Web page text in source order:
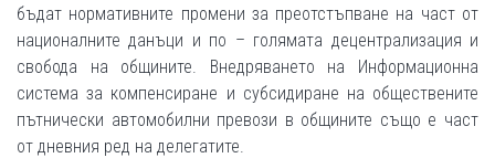
бъдат нормативните промени за преотстъпване на част от
националните данъци и по – голямата децентрализация и
свобода на общините. Внедряването на Информационна
система за компенсиране и субсидиране на обществените
пътнически автомобилни превози в общините също е част
от дневния ред на делегатите.